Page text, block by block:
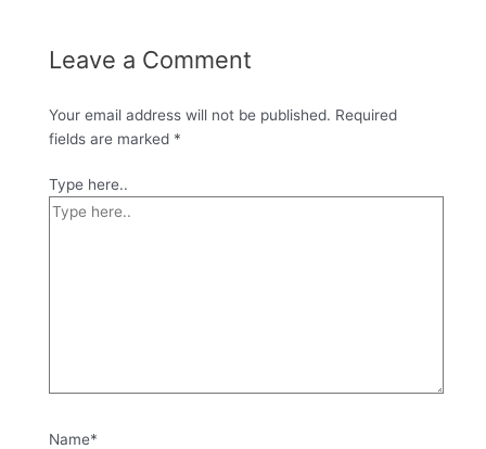
Leave a Comment
Your email address will not be published. Required
fields are marked *
Type here..
Name*